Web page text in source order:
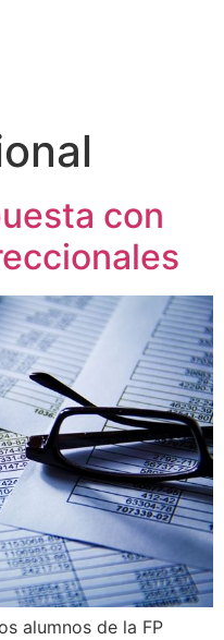
con
alumnos de la FP